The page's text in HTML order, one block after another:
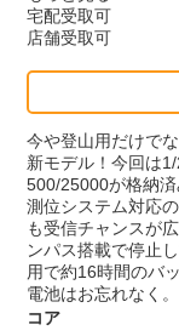
宅配受取可
店舗受取可
今や登山用だけで
新モデル！今回は
500/25000が格納
測位システム対応
も受信チャンスが
ンパス搭載で停止
用で約16時間のバ
電池はお忘れなく。
コア